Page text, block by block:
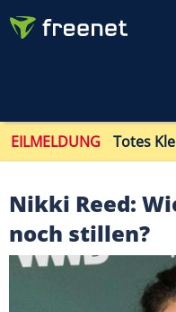
EILMELDUNG Totes
Nikki Reed:
noch stillen?